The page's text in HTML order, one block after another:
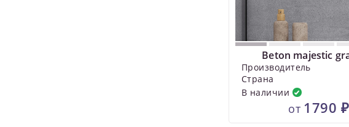
Beton majestic
Производитель
Страна
В наличии
от 1790 ₽